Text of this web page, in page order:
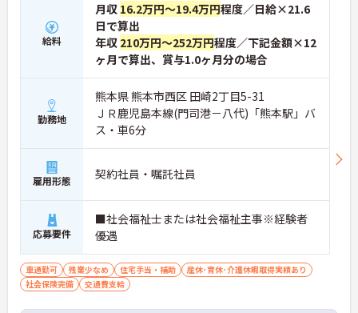
給料
月収 16.2万円～19.4万円程度／日給×21.6
日で算出
年収 210万円～252万円程度／下記金額×12
ヶ月で算出、賞与1.0ヶ月分の場合
勤務地
熊本県 熊本市西区 田崎2丁目5-31
ＪＲ鹿児島本線(門司港－八代)「熊本駅」バ
ス・車6分
雇用形態 契約社員・嘱託社員
応募要件
■社会福祉士または社会福祉主事※経験者
優遇
車通勤可 残業少なめ 住宅手当・補助
産休･育休･介護休暇取得実績あり
社会保険完備
交通費支給